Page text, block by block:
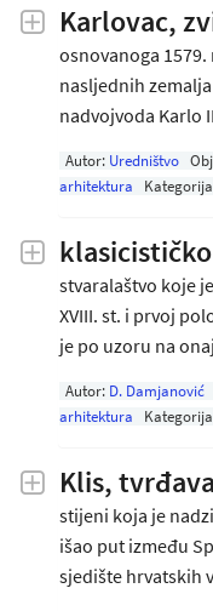
Karlovac,
osnovanoga
nasljednih
nadvojvoda Karlo
Autor: Uredništvo
arhitektura
stvaralaštvo koje
XVIII. st. i prvoj
je po uzoru na
Autor: D. Damjanović
arhitektura
Klis,
stijeni koja je
išao put između
sjedište hrvatskih